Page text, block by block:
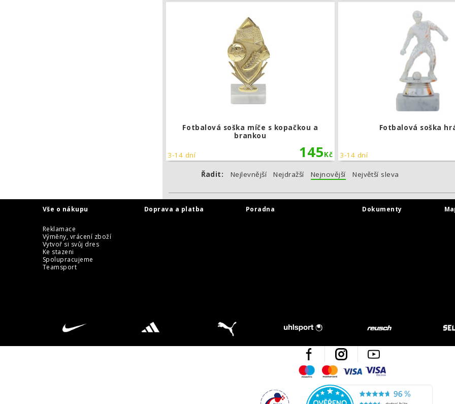
Fotbalová soška míče s kopačkou a
brankou
145Kč
3-14 dní
Fotbalová soška
3-14 dní
Řadit: Nejlevnější Nejdražší Nejnovější Největší sleva
Vše o nákupu Doprava a platba Poradna
Reklamace
Výměny, vrácení zboží
Vytvoř si svůj dres
Ke stazeni
Spolupracujeme
Teamsport
Dokumenty
Facebook Instagram
MaestroMastercard
Visa
Česká kvalita